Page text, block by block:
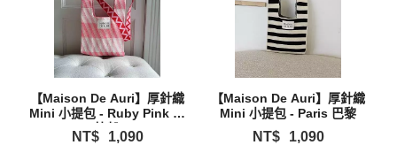
【Maison De Auri】厚針織
Mini 小提包 - Ruby Pink 露
比粉
NT$ 1,090
【Maison De Auri】厚針織
Mini 小提包 - Paris 巴黎
NT$ 1,090